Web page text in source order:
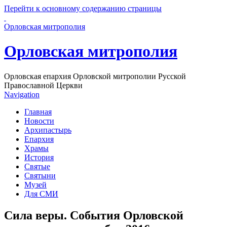
Перейти к основному содержанию страницы
Орловская митрополия
Орловская митрополия
Орловская епархия Орловской митрополии Русской
Православной Церкви
Navigation
Главная
Новости
Архипастырь
Епархия
Храмы
История
Святые
Святыни
Музей
Для СМИ
Сила веры. События Орловской